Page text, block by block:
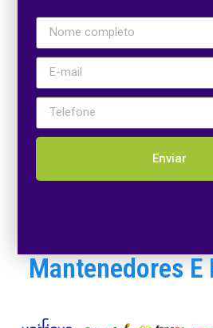
Enviar
Mantenedores E